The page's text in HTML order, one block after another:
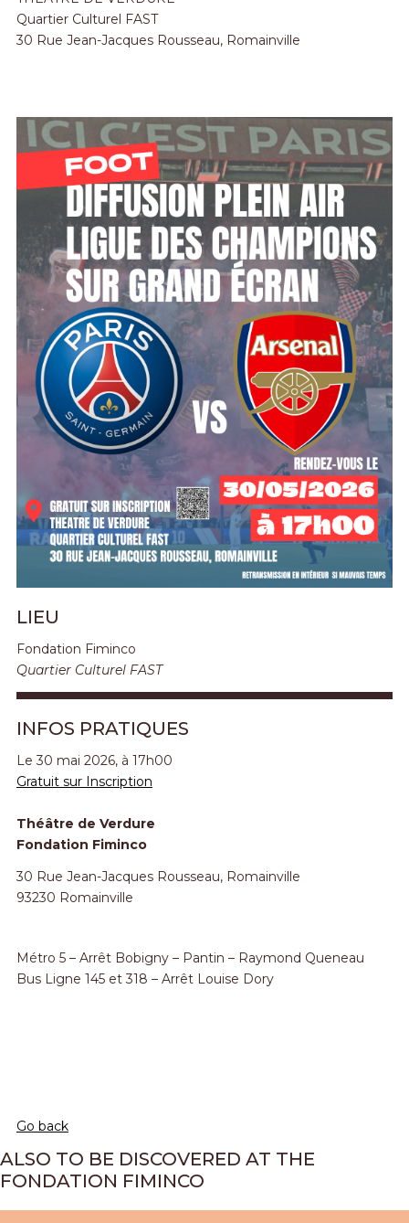
Quartier Culturel FAST
30 Rue Jean-Jacques Rousseau, Romainville
LIEU
Fondation Fiminco
Quartier Culturel FAST
INFOS PRATIQUES
Le 30 mai 2026, à 17h00
Gratuit sur Inscription
Théâtre de Verdure
Fondation Fiminco
30 Rue Jean-Jacques Rousseau, Romainville
93230 Romainville
Métro 5 – Arrêt Bobigny – Pantin – Raymond Queneau
Bus Ligne 145 et 318 – Arrêt Louise Dory
Go back
ALSO TO BE DISCOVERED AT THE
FONDATION FIMINCO